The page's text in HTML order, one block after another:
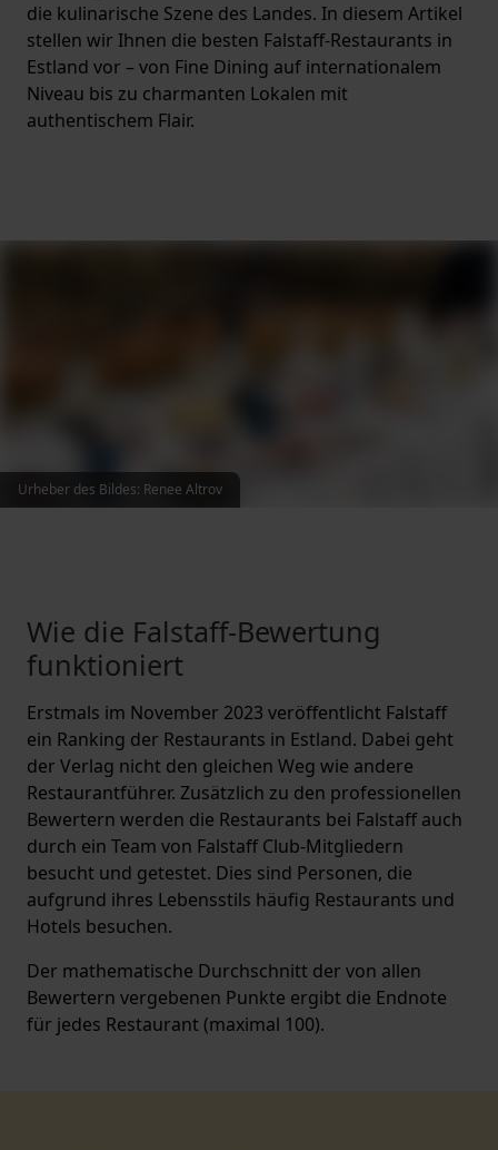
die kulinarische Szene des Landes. In diesem Artikel
stellen wir Ihnen die besten Falstaff-Restaurants in
Estland vor – von Fine Dining auf internationalem
Niveau bis zu charmanten Lokalen mit
authentischem Flair.
Urheber des Bildes: Renee Altrov
Wie die Falstaff-Bewertung
funktioniert
Erstmals im November 2023 veröffentlicht Falstaff
ein Ranking der Restaurants in Estland. Dabei geht
der Verlag nicht den gleichen Weg wie andere
Restaurantführer. Zusätzlich zu den professionellen
Bewertern werden die Restaurants bei Falstaff auch
durch ein Team von Falstaff Club-Mitgliedern
besucht und getestet. Dies sind Personen, die
aufgrund ihres Lebensstils häufig Restaurants und
Hotels besuchen.
Der mathematische Durchschnitt der von allen
Bewertern vergebenen Punkte ergibt die Endnote
für jedes Restaurant (maximal 100).